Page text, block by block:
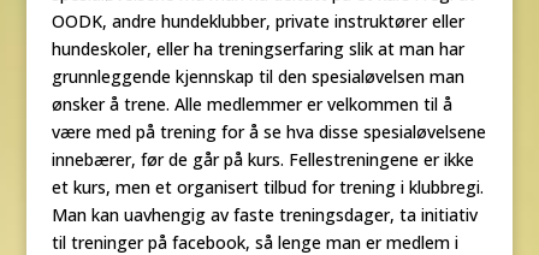
OODK, andre hundeklubber, private instruktører eller
hundeskoler, eller ha treningserfaring slik at man har
grunnleggende kjennskap til den spesialøvelsen man
ønsker å trene. Alle medlemmer er velkommen til å
være med på trening for å se hva disse spesialøvelsene
innebærer, før de går på kurs. Fellestreningene er ikke
et kurs, men et organisert tilbud for trening i klubbregi.
Man kan uavhengig av faste treningsdager, ta initiativ
til treninger på facebook, så lenge man er medlem i